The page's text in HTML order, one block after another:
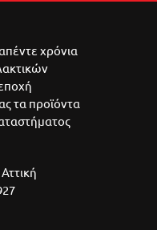
χρόνια
τα προϊόντα